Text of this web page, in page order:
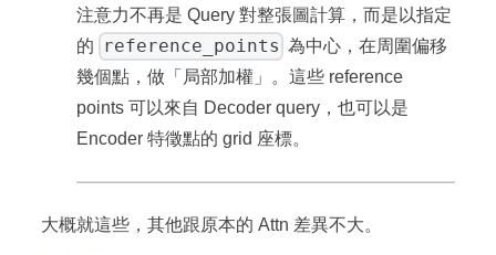
注意力不再是 Query 對整張圖計算，而是以指定
的
reference_points 為中心，在周圍偏移
幾個點，做「局部加權」。這些 reference
points 可以來自 Decoder query，也可以是
Encoder 特徵點的 grid 座標。
大概就這些，其他跟原本的 Attn 差異不大。